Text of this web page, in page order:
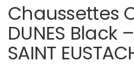
Chaussettes
DUNES Black –
SAINT